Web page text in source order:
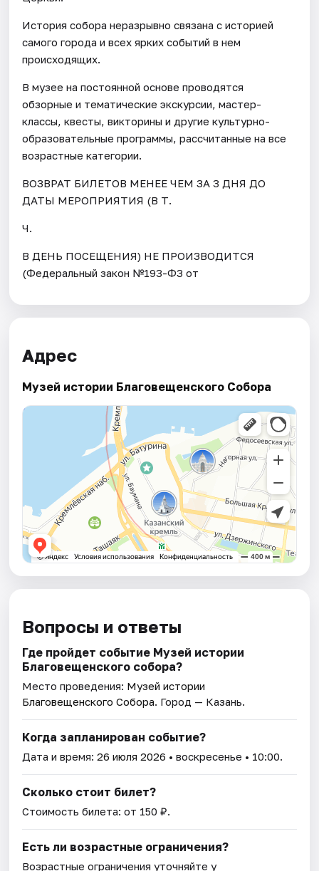
История собора неразрывно связана с историей
самого города и всех ярких событий в нем
происходящих.
В музее на постоянной основе проводятся
обзорные и тематические экскурсии, мастер-
классы, квесты, викторины и другие культурно-
образовательные программы, рассчитанные на все
возрастные категории.
ВОЗВРАТ БИЛЕТОВ МЕНЕЕ ЧЕМ ЗА 3 ДНЯ ДО
ДАТЫ МЕРОПРИЯТИЯ (В Т.
Ч.
В ДЕНЬ ПОСЕЩЕНИЯ) НЕ ПРОИЗВОДИТСЯ
(Федеральный закон №193-ФЗ от
Адрес
Музей истории Благовещенского Собора
Вопросы и ответы
Где пройдет событие Музей истории
Благовещенского собора?
Место проведения: Музей истории
Благовещенского Собора. Город — Казань.
Когда запланирован событие?
Дата и время:26 июля 2026 • воскресенье • 10:00.
Сколько стоит билет?
Стоимость билета: от 150 ₽.
Есть ли возрастные ограничения?
Возрастные ограничения уточняйте у